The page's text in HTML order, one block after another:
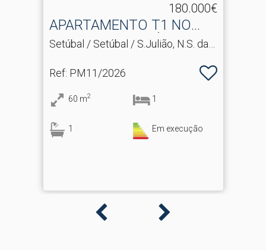
180.000€
APARTAMENTO T1 NO
BONFIM EM SETÚBAL
Setúbal / Setúbal / S.Julião, N.S. da
Ref: PM11/2026
60m2 1
1 Em execução